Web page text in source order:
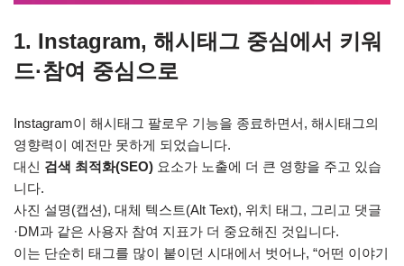
1. Instagram, 해시태그 중심에서 키워
드·참여 중심으로
Instagram이 해시태그 팔로우 기능을 종료하면서, 해시태그의
영향력이 예전만 못하게 되었습니다.
대신 검색 최적화(SEO) 요소가 노출에 더 큰 영향을 주고 있습
니다.
사진 설명(캡션), 대체 텍스트(Alt Text), 위치 태그, 그리고 댓글
·DM과 같은 사용자 참여 지표가 더 중요해진 것입니다.
이는 단순히 태그를 많이 붙이던 시대에서 벗어나, “어떤 이야기